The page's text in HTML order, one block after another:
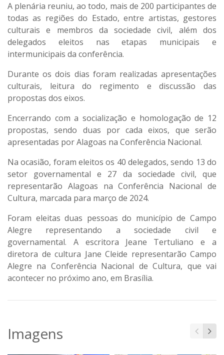
A plenária reuniu, ao todo, mais de 200 participantes de
todas as regiões do Estado, entre artistas, gestores
culturais e membros da sociedade civil, além dos
delegados eleitos nas etapas municipais e
intermunicipais da conferência.
Durante os dois dias foram realizadas apresentações
culturais, leitura do regimento e discussão das
propostas dos eixos.
Encerrando com a socialização e homologação de 12
propostas, sendo duas por cada eixos, que serão
apresentadas por Alagoas na Conferência Nacional.
Na ocasião, foram eleitos os 40 delegados, sendo 13 do
setor governamental e 27 da sociedade civil, que
representarão Alagoas na Conferência Nacional de
Cultura, marcada para março de 2024.
Foram eleitas duas pessoas do município de Campo
Alegre representando a sociedade civil e
governamental. A escritora Jeane Tertuliano e a
diretora de cultura Jane Cleide representarão Campo
Alegre na Conferência Nacional de Cultura, que vai
acontecer no próximo ano, em Brasília.
Imagens